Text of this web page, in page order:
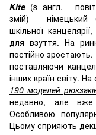
Kite (з англ. -
змій) - німецький
шкільної
для взуття. На
постійно
поставляючи
інших країн світу.
190 моделей
недавно, але вже
Особливою
Цьому сприяють